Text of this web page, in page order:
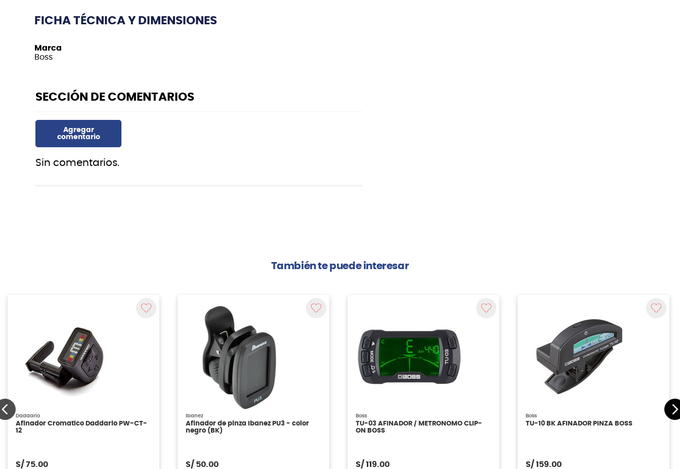
FICHA TÉCNICA Y DIMENSIONES
Marca
Boss
Sin comentarios.
También te puede interesar
Daddario
Afinador Cromatico Daddario PW-CT-
12
S/75.00
Ibanez
Afinador de pinza Ibanez PU3 - color
negro (BK)
S/ 50.00
Boss
TU-03 AFINADOR / METRONOMO CLIP-
ON BOSS
S/119.00
Boss
TU-10 BK AFINADOR PINZA BOSS
S/159.00